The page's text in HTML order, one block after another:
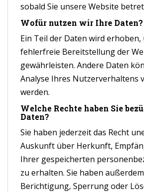
sobald Sie unsere Website
Wofür nutzen wir Ihre Daten?
Ein Teil der Daten wird erhoben,
fehlerfreie Bereitstellung der
gewährleisten. Andere Daten
Analyse Ihres Nutzerverhaltens
werden.
Welche Rechte haben Sie
Daten?
Sie haben jederzeit das Recht
Auskunft über Herkunft,
Ihrer gespeicherten
zu erhalten. Sie haben
Berichtigung, Sperrung oder